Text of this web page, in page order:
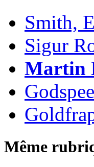
Smith,
Sigur
Martin
Même